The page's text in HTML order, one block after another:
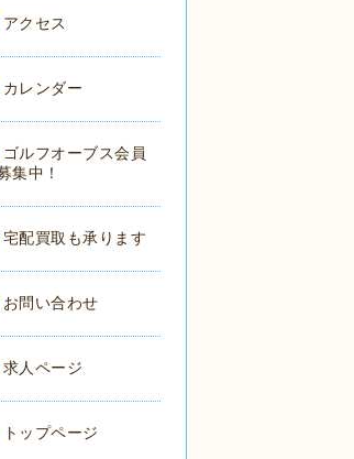
アクセス
カレンダー
ゴルフオーブス会員
集中！
宅配買取も承ります
お問い合わせ
求人ページ
トップページ